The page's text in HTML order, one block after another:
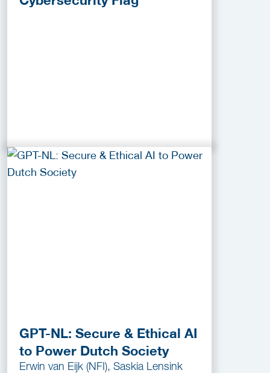
GPT-NL: Secure & Ethical AI
to Power Dutch Society
Erwin van Eijk (NFI), Saskia Lensink